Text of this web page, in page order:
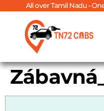
Tamil Nadu - One Way Trip